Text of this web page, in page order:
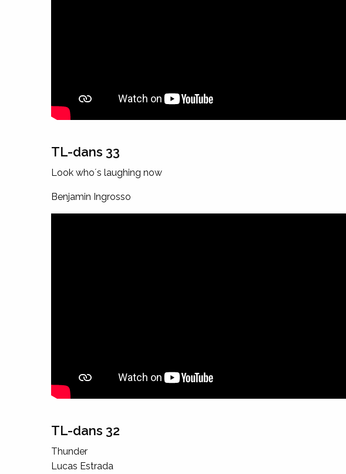
TL-dans 33
Look who´s laughing now
Benjamin Ingrosso
TL-dans 32
Thunder
Lucas Estrada